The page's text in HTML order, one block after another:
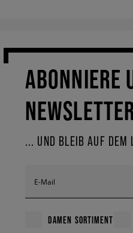
ABONNIERE
... UND BLEIB AUF DEM
E-Mail
DAMEN SORTIMENT